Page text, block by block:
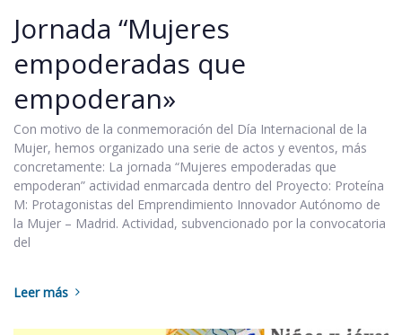
Jornada “Mujeres
empoderadas que
empoderan»
Con motivo de la conmemoración del Día Internacional de la
Mujer, hemos organizado una serie de actos y eventos, más
concretamente: La jornada “Mujeres empoderadas que
empoderan” actividad enmarcada dentro del Proyecto: Proteína
M: Protagonistas del Emprendimiento Innovador Autónomo de
la Mujer – Madrid. Actividad, subvencionado por la convocatoria
del
Leer más